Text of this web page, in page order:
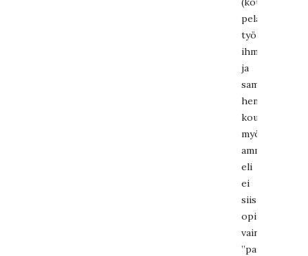
pelastavat
työkseen
ihmisiä
ja
samat
henkilöt
kouluttavat
myös
eli
ei
siis
opittu
vain
”paperilla”